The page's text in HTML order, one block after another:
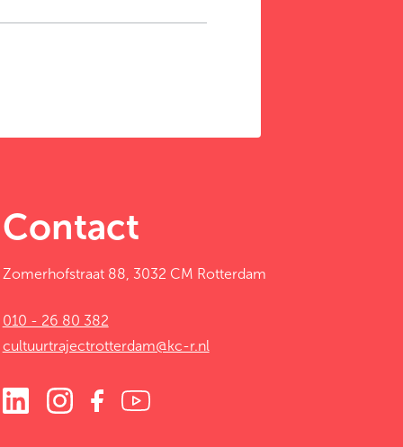
Contact
Zomerhofstraat 88, 3032 CM Rotterdam
010 - 26 80 382
cultuurtrajectrotterdam@kc-r.nl